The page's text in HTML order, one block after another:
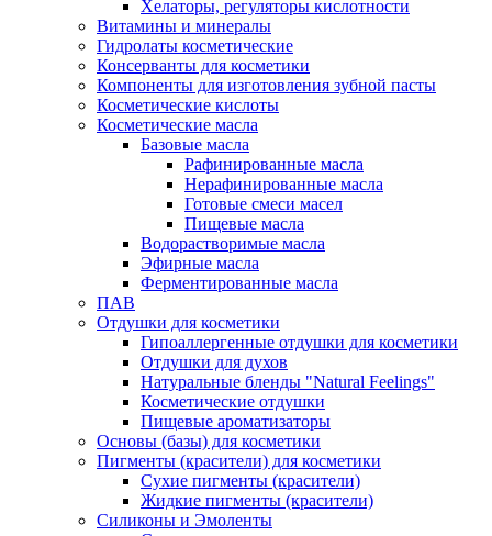
Хелаторы, регуляторы кислотности
Витамины и минералы
Гидролаты косметические
Консерванты для косметики
Компоненты для изготовления зубной пасты
Косметические кислоты
Косметические масла
Базовые масла
Рафинированные масла
Нерафинированные масла
Готовые смеси масел
Пищевые масла
Водорастворимые масла
Эфирные масла
Ферментированные масла
ПАВ
Отдушки для косметики
Гипоаллергенные отдушки для косметики
Отдушки для духов
Натуральные бленды "Natural Feelings"
Косметические отдушки
Пищевые ароматизаторы
Основы (базы) для косметики
Пигменты (красители) для косметики
Сухие пигменты (красители)
Жидкие пигменты (красители)
Силиконы и Эмоленты